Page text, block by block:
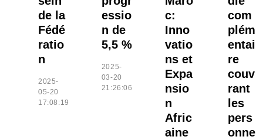
de la
Fédé
ratio
n
2025-
05-20
17:08:19
essio
n de
5,5 %
2025-
03-20
21:26:06
c:
Inno
vatio
ns et
Expa
nsio
n
Afric
aine
com
plém
entai
re
couv
rant
les
pers
onne